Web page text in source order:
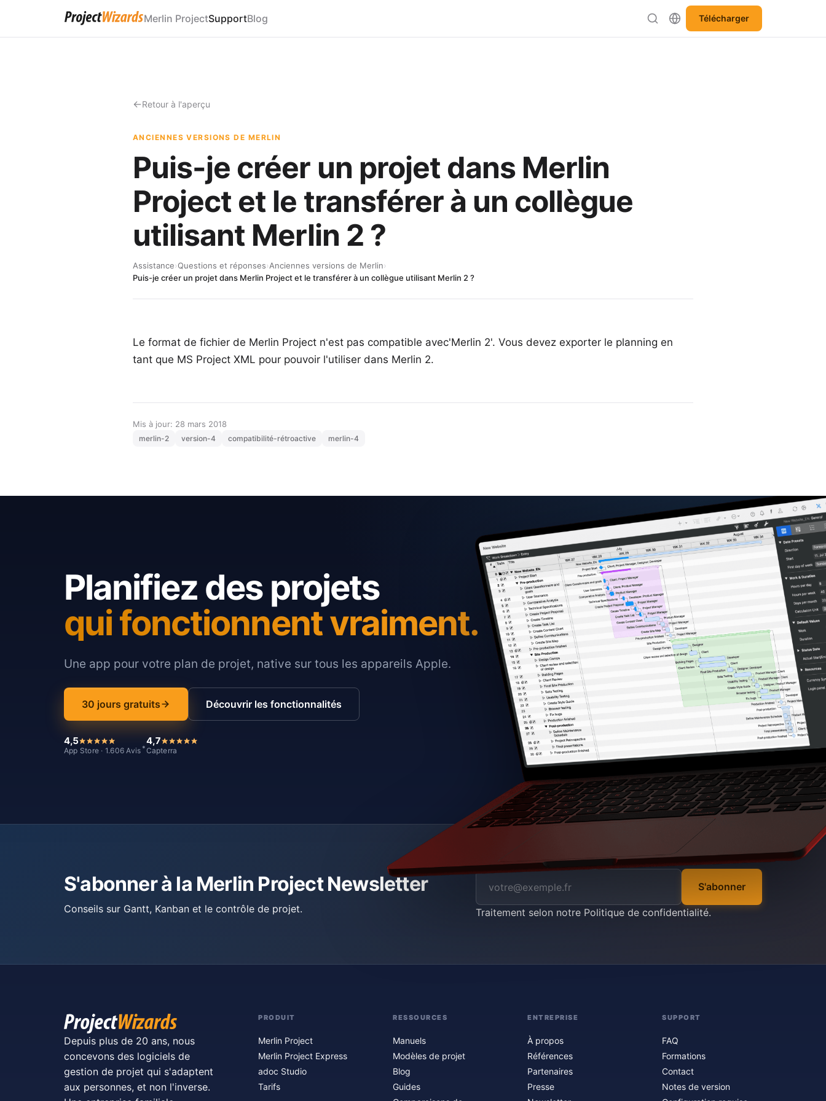
Merlin ProjectSupportBlog Télécharger
Retour à l'aperçu
ANCIENNES VERSIONS DE MERLIN
Puis-je créer un projet dans Merlin
Project et le transférer à un collègue
utilisant Merlin 2 ?
Assistance›Questions et réponses›Anciennes versions de Merlin›
Puis-je créer un projet dans Merlin Project et le transférer à un collègue utilisant Merlin 2 ?
Le format de fichier de Merlin Project n'est pas compatible avec'Merlin 2'. Vous devez exporter le planning en
tant que MS Project XML pour pouvoir l'utiliser dans Merlin 2.
Mis à jour: 28 mars 2018
merlin-2 version-4 compatibilité-rétroactive merlin-4
Planifiez des projets
qui fonctionnent vraiment.
Une app pour votre plan de projet, native sur tous les appareils Apple.
30 jours gratuits Découvrir les fonctionnalités
4,5
App Store · 1.606 Avis *
4,7
Capterra
S'abonner à la Merlin Project Newsletter
Conseils sur Gantt, Kanban et le contrôle de projet.
S'abonner
Traitement selon notre Politique de confidentialité.
Depuis plus de 20 ans, nous
concevons des logiciels de
gestion de projet qui s'adaptent
aux personnes, et non l'inverse.
PRODUIT
Merlin Project
Merlin Project Express
adoc Studio
Tarifs
RESSOURCES
Manuels
Modèles de projet
Blog
Guides
ENTREPRISE
À propos
Références
Partenaires
Presse
SUPPORT
FAQ
Formations
Contact
Notes de version